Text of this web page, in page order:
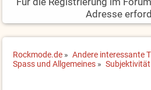
Adresse
Rockmode.de » Andere interessante
Spass und Allgemeines »